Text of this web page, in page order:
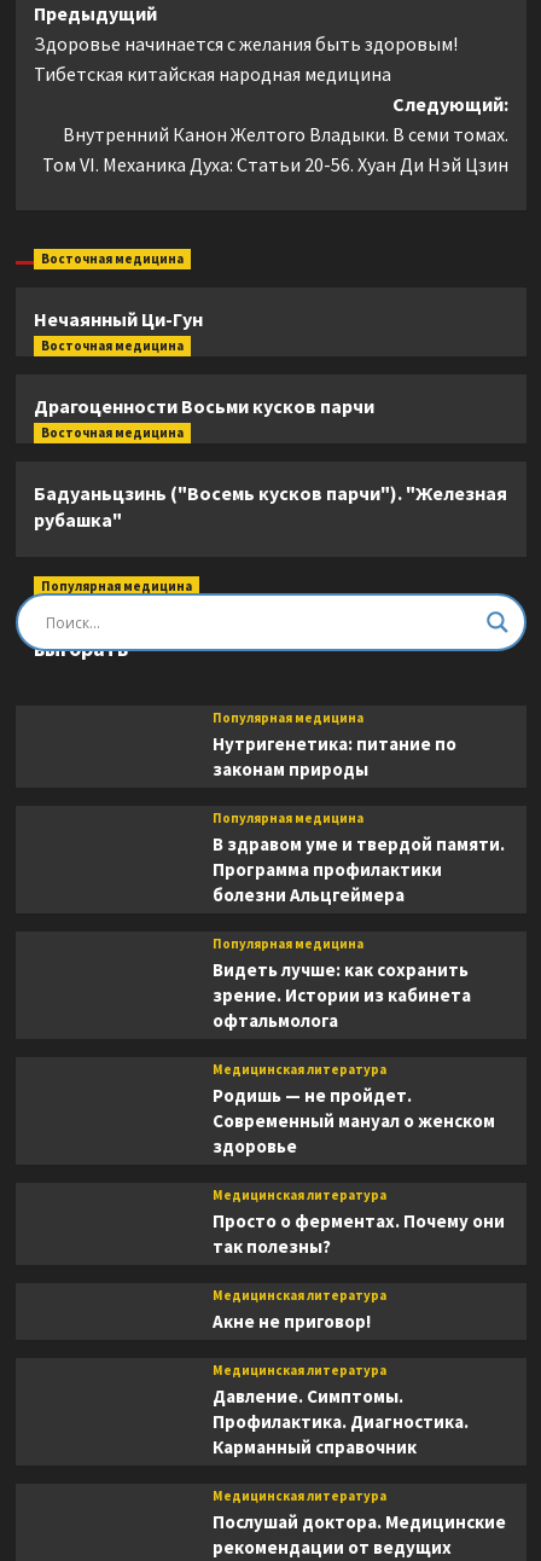
Навигация
записи
Предыдущий
Здоровье начинается с желания быть здоровым!
Тибетская китайская народная медицина
Следующий:
Внутренний Канон Желтого Владыки. В семи томах.
Том VI. Механика Духа: Статьи 20-56. Хуан Ди Нэй Цзин
Восточная медицина
Нечаянный Ци-Гун
Восточная медицина
Драгоценности Восьми кусков парчи
Восточная медицина
Бадуаньцзинь ("Восемь кусков парчи"). "Железная
рубашка"
Популярная медицина
Быть врачом. Как помогать, развиваться и не
выгорать
Популярная медицина
Нутригенетика: питание по
законам природы
Популярная медицина
В здравом уме и твердой памяти.
Программа профилактики
болезни Альцгеймера
Популярная медицина
Видеть лучше: как сохранить
зрение. Истории из кабинета
офтальмолога
Медицинская литература
Родишь — не пройдет.
Современный мануал о женском
здоровье
Медицинская литература
Просто о ферментах. Почему они
так полезны?
Медицинская литература
Акне не приговор!
Медицинская литература
Давление. Симптомы.
Профилактика. Диагностика.
Карманный справочник
Медицинская литература
Послушай доктора. Медицинские
рекомендации от ведущих